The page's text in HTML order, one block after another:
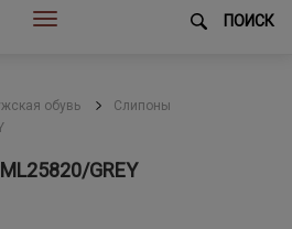
ПОИСК
обувь
Слипоны
GREY